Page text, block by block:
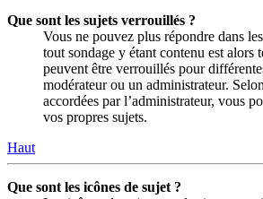
Que sont les sujets verrouillés ?
Vous ne pouvez plus répondre dans
tout sondage y étant contenu est alors
peuvent être verrouillés pour
modérateur ou un administrateur.
accordées par l’administrateur, vous
vos propres sujets.
Haut
Que sont les icônes de sujet ?